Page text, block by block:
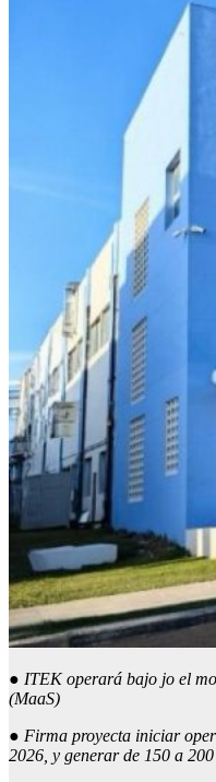
● ITEK operará bajo jo el
(MaaS)
● Firma proyecta iniciar
2026, y generar de 150 a